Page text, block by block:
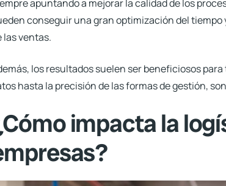
apuntando a mejorar la calidad de los
conseguir una gran optimización del
las ventas.
los resultados suelen ser beneficiosos
hasta la precisión de las formas de gestión,
impacta la